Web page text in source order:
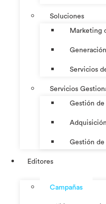
Soluciones
Marketing
Servicios
Servicios
Gestión de
Gestión de
Editores
Campañas